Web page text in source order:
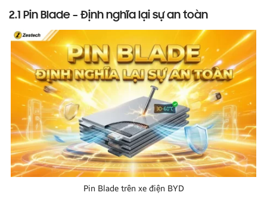
2.1 Pin Blade – Định nghĩa lại sự an toàn
Pin Blade trên xe điện BYD